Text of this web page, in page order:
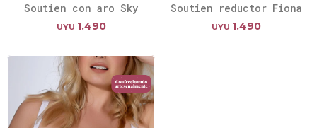
Soutien con aro Sky
UYU 1.490
Soutien reductor Fiona
UYU 1.490